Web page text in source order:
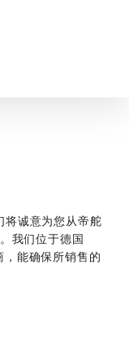
诚意为您从帝舵
我们位于德国
能确保所销售的